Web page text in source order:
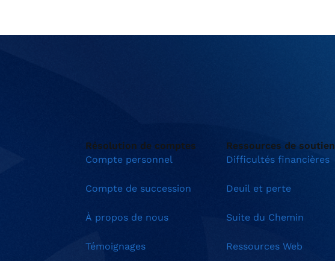
Résolution de comptes
Compte personnel
Compte de succession
À propos de nous
Témoignages
Ressources de soutien
Difficultés financières
Deuil et perte
Suite du Chemin
Ressources Web